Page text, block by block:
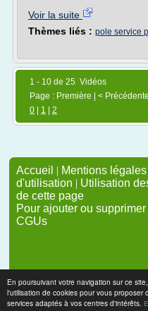
En poursuivant votre navigation sur ce
l'utilisation de cookies pour vous proposer
services adaptés à vos centres d'intérêts.
Voir la suite
Thèmes liés : pole service
1 - 10 de 25 Vidéos
Page : Première | < Précédente
0
1 2
Accueil | Mentions légales
d'utilisation | Utilisation
de cette page
Pour ajouter ou
CGUs